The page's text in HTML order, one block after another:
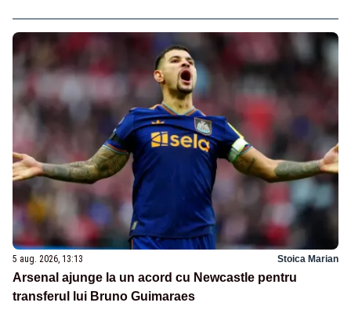
5 aug. 2026, 13:13 Stoica Marian
Arsenal ajunge la un acord cu Newcastle pentru
transferul lui Bruno Guimaraes